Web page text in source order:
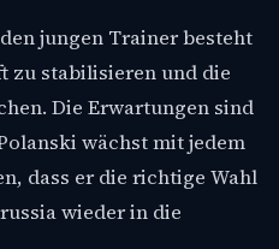
jungen Trainer besteht
zu stabilisieren und die
Die Erwartungen sind
wächst mit jedem
dass er die richtige Wahl
wieder in die